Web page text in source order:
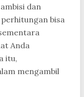
dan
bisa
Anda
itu,
mengambil